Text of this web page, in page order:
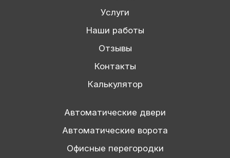
Услуги
Наши работы
Отзывы
Контакты
Калькулятор
Автоматические двери
Автоматические ворота
Офисные перегородки